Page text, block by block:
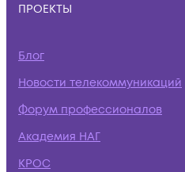
ПРОЕКТЫ
Блог
Новости телекоммуникаций
Форум профессионалов
Академия НАГ
КРОС